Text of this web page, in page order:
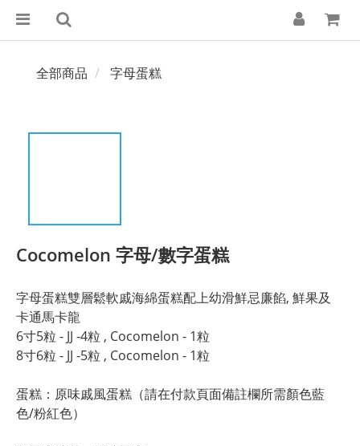
全部商品 字母蛋糕
Cocomelon 字母/數字蛋糕
字母蛋糕雙層鬆軟戚海綿蛋糕配上幼滑鮮忌廉餡, 鮮果及
卡通馬卡龍
6寸5粒 - JJ -4粒 , Cocomelon - 1粒
8寸6粒 - JJ -5粒 , Cocomelon - 1粒
蛋糕：原味戚風蛋糕（請在付款頁面備註欄所需顏色藍
色/粉紅色）